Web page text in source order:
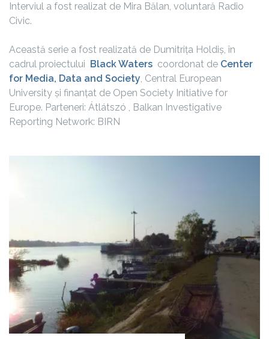
Interviul a fost realizat de Mira Bălan, voluntară Radio
Civic.
Această serie a fost realizată de Dumitrița Holdiș, în
cadrul proiectului Black Waters coordonat de Center
for Media, Data and Society, Central European
University și finanțat de Open Society Initiative for
Europe. Parteneri: Átlátszó , Balkan Investigative
Reporting Network: BIRN